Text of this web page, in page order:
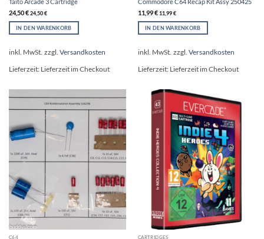
Taito Arcade 3 Cartridge
24,50€ 24,50€
IN DEN WARENKORB
inkl. MwSt. zzgl. Versandkosten
Lieferzeit: Lieferzeit im Checkout
Commodore C64 Recap Kit Assy 250425
11,99€ 11,99€
IN DEN WARENKORB
inkl. MwSt. zzgl. Versandkosten
Lieferzeit: Lieferzeit im Checkout
C64 CARTRIDGES